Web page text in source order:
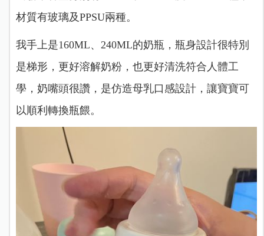
材質有玻璃及PPSU兩種。
我手上是160ML、240ML的奶瓶，瓶身設計很特別
是梯形，更好溶解奶粉，也更好清洗符合人體工
學，奶嘴頭很讚，是仿造母乳口感設計，讓寶寶可
以順利轉換瓶餵。